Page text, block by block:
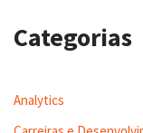
Categorias
Analytics